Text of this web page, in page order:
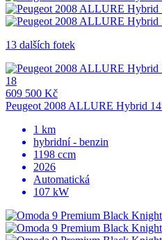
13 dalších fotek
18
609 500 Kč
Peugeot 2008 ALLURE Hybrid
1 km
hybridní - benzin
1198 ccm
2026
Automatická
107 kW